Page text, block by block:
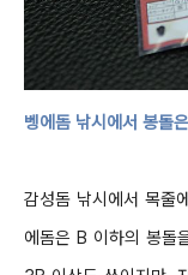
벵에돔 낚시에서 봉돌
감성돔 낚시에서 목줄
에돔은 B 이하의 봉돌